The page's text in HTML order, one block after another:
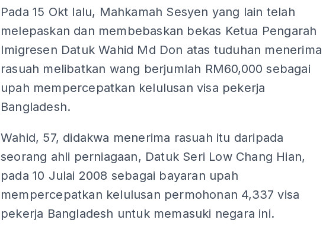
Pada 15 Okt lalu, Mahkamah Sesyen yang lain telah
melepaskan dan membebaskan bekas Ketua Pengarah
Imigresen Datuk Wahid Md Don atas tuduhan menerima
rasuah melibatkan wang berjumlah RM60,000 sebagai
upah mempercepatkan kelulusan visa pekerja
Bangladesh.
Wahid, 57, didakwa menerima rasuah itu daripada
seorang ahli perniagaan, Datuk Seri Low Chang Hian,
pada 10 Julai 2008 sebagai bayaran upah
mempercepatkan kelulusan permohonan 4,337 visa
pekerja Bangladesh untuk memasuki negara ini.